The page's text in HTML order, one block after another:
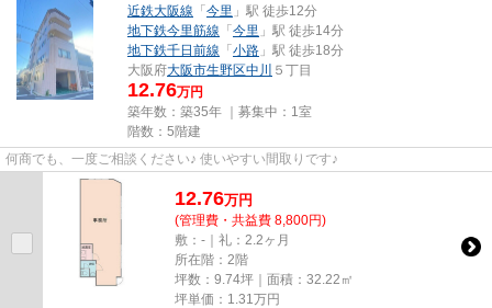
近鉄大阪線 「今里 」駅 徒歩12分
地下鉄今里筋線 「今里 」駅 徒歩14分
地下鉄千日前線 「小路 」駅 徒歩18分
大阪府大阪市生野区中川 ５丁目
12.76万円
築年数：築35年 ｜募集中： 1室
階数：5階建
何商でも、一度ご相談ください♪ 使いやすい間取りです♪
12.76万円
(管理費・共益費 8,800円)
敷：-｜礼：2.2ヶ月
所在階：2階
坪数：9.74坪｜面積：32.22㎡
坪単価： 1.31 万円